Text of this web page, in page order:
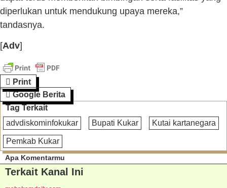
diperlukan untuk mendukung upaya mereka,”
tandasnya.
[Adv]
Print
Google Berita
Tag Terkait
advdiskominfokukar
Bupati Kukar Kutai kartanegara
Pemkab Kukar
Apa Komentarmu
Terkait Kanal Ini